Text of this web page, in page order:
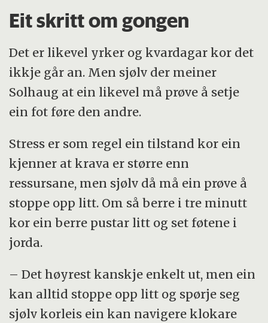
Eit skritt om gongen
Det er likevel yrker og kvardagar kor det
ikkje går an. Men sjølv der meiner
Solhaug at ein likevel må prøve å setje
ein fot føre den andre.
Stress er som regel ein tilstand kor ein
kjenner at krava er større enn
ressursane, men sjølv då må ein prøve å
stoppe opp litt. Om så berre i tre minutt
kor ein berre pustar litt og set føtene i
jorda.
– Det høyrest kanskje enkelt ut, men ein
kan alltid stoppe opp litt og spørje seg
sjølv korleis ein kan navigere klokare